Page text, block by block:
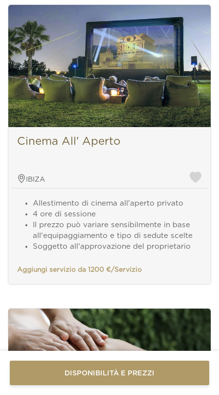
Cinema All' Aperto
IBIZA
Allestimento di cinema all'aperto privato
4 ore di sessione
Il prezzo può variare sensibilmente in base
all'equipaggiamento e tipo di sedute scelte
Soggetto all'approvazione del proprietario
Aggiungi servizio da 1200 €/Servizio
DISPONIBILITÀ E PREZZI
Invia un
messaggio
WhatsApp
Oppure